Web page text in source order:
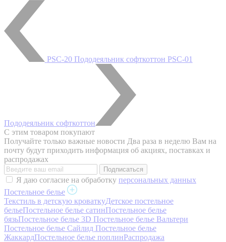
PSC-20 Пододеяльник софткоттон PSC-01
Пододеяльник софткоттон
С этим товаром покупают
Получайте только важные новости Два раза в неделю Вам на
почту будут приходить информация об акциях, поставках и
распродажах
Я даю согласие на обработку персональных данных
Постельное белье
Текстиль в детскую кроваткуДетское постельное
бельеПостельное белье сатинПостельное белье
бязьПостельное белье 3D Постельное белье Вальтери
Постельное белье Сайлид Постельное белье
ЖаккардПостельное белье поплинРаспродажа